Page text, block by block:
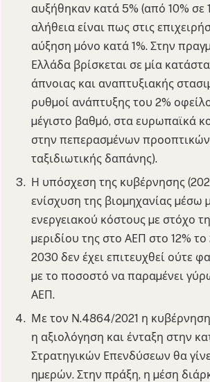
αυξήθηκαν κατά 5% (από 10% σε
αλήθεια είναι πως στις
αύξηση µόνο κατά 1%. Στην
Ελλάδα βρίσκεται σε µία
άπνοιας και αναπτυξιακής
ρυθµοί ανάπτυξης του 2%
µέγιστο βαθµό, στα ευρωπαϊκά
στην πεπερασµένων
ταξιδιωτικής δαπάνης).
Η υπόσχεση της κυβέρνησης
ενίσχυση της βιοµηχανίας µέσω
ενεργειακού κόστους µε στόχο
µεριδίου της στο ΑΕΠ στο 12% το
2030 δεν έχει επιτευχθεί ούτε
µε το ποσοστό να παραµένει
ΑΕΠ.
Με τον Ν.4864/2021 η κυβέρνηση
η αξιολόγηση και ένταξη στην
Στρατηγικών Επενδύσεων θα
ηµερών. Στην πράξη, η µέση